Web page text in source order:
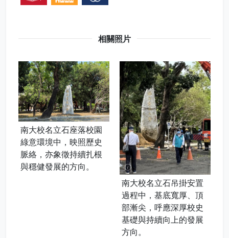
相關照片
南大校名立石座落校園
綠意環境中，映照歷史
脈絡，亦象徵持續扎根
與穩健發展的方向。
南大校名立石吊掛安置
過程中，基底寬厚、頂
部漸尖，呼應深厚校史
基礎與持續向上的發展
方向。